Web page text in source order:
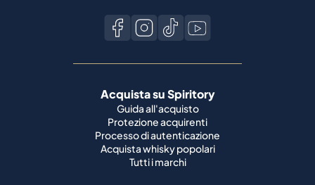
Acquista su Spiritory
Guida all'acquisto
Protezione acquirenti
Processo di autenticazione
Acquista whisky popolari
Tutti i marchi